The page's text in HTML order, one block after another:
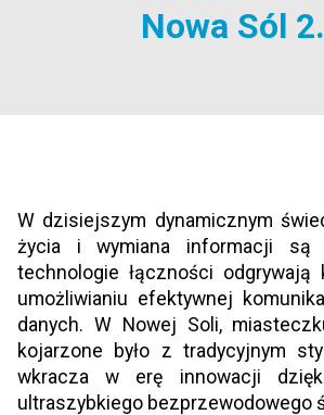
Nowa Sól
W dzisiejszym dynamicznym
życia i wymiana informacji są
technologie łączności
umożliwianiu efektywnej
danych. W Nowej Soli,
kojarzone było z tradycyjnym
wkracza w erę innowacji
ultraszybkiego bezprzewodowego